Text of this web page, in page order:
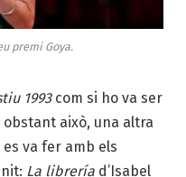
premi Goya.
1993com si ho va ser
obstant això, una altra
es va fer amb els
La librería d’Isabel